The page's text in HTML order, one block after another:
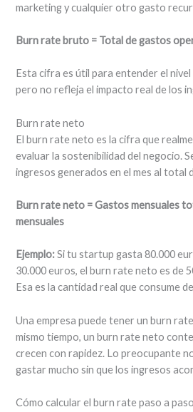
marketing y cualquier otro gasto
Burn rate bruto = Total de gastos
Esta cifra es útil para entender el
pero no refleja el impacto real de los
Burn rate neto
El burn rate neto es la cifra que
evaluar la sostenibilidad del negocio.
ingresos generados en el mes al total
Burn rate neto = Gastos mensuales
mensuales
Ejemplo:Si tu startup gasta 80.000
30.000 euros, el burn rate neto es de
Esa es la cantidad real que consume
Una empresa puede tener un burn
mismo tiempo, un burn rate neto
crecen con rapidez. Lo preocupante
gastar mucho sin que los ingresos
Cómo calcular el burn rate paso a paso